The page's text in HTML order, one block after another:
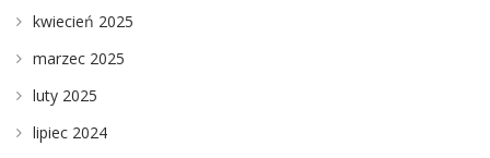
kwiecień 2025
marzec 2025
luty 2025
lipiec 2024